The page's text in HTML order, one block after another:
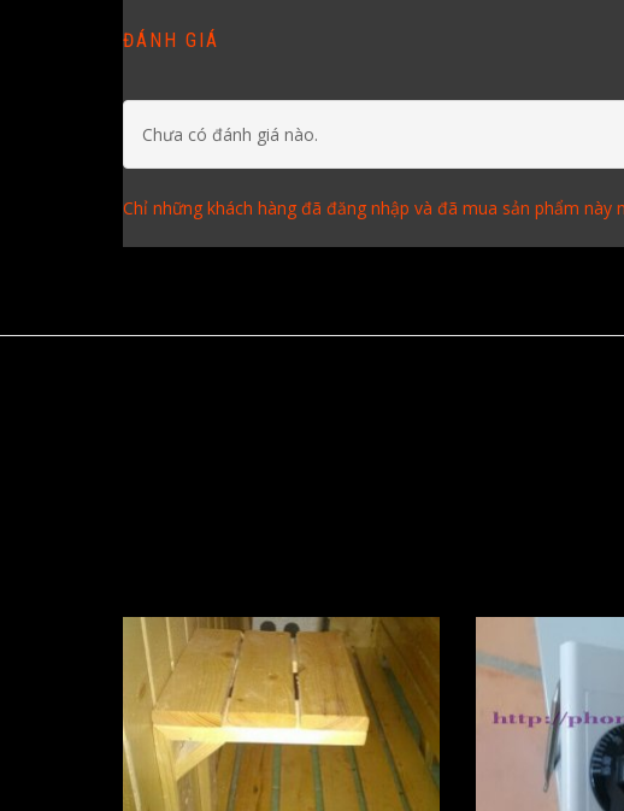
ĐÁNH GIÁ
Chưa có đánh giá nào.
Chỉ những khách hàng đã đăng nhập và đã mua sản phẩm này